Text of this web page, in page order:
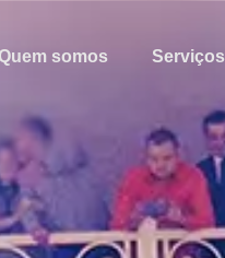
somos Serviços